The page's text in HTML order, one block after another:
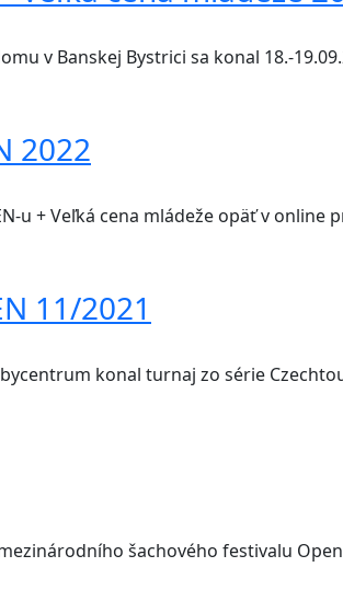
v Banskej Bystrici sa konal 18.-
2022
u + Veľká cena mládeže opäť v online
11/2021
konal turnaj zo série
mezinárodního šachového festivalu